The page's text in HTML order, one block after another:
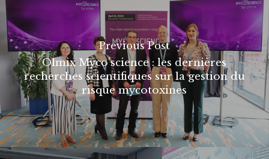
Previous Post
Olmix Myco’science : les dernières
recherches scientifiques sur la gestion du
risque mycotoxines